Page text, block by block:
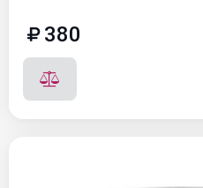
380